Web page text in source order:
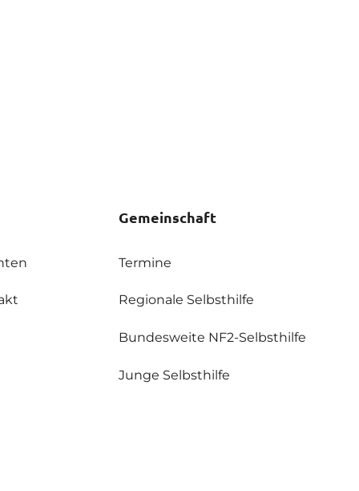
Gemeinschaft
Termine
Regionale Selbsthilfe
Bundesweite NF2-Selbsthilfe
Junge Selbsthilfe